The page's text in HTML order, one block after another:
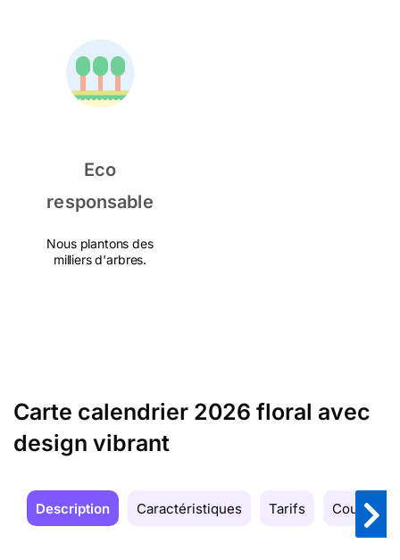
Eco
responsable
Nous plantons des
milliers d'arbres.
Carte calendrier 2026 floral avec
design vibrant
Description Caractéristiques Tarifs Couleurs